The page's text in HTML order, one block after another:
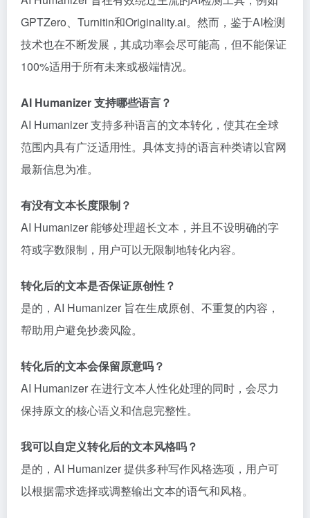
GPTZero、Turnitin和Originality.ai。然而，鉴于AI检测
技术也在不断发展，其成功率会尽可能高，但不能保证
100%适用于所有未来或极端情况。
AI Humanizer 支持哪些语言？
AI Humanizer 支持多种语言的文本转化，使其在全球
范围内具有广泛适用性。具体支持的语言种类请以官网
最新信息为准。
有没有文本长度限制？
AI Humanizer 能够处理超长文本，并且不设明确的字
符或字数限制，用户可以无限制地转化内容。
转化后的文本是否保证原创性？
是的，AI Humanizer 旨在生成原创、不重复的内容，
帮助用户避免抄袭风险。
转化后的文本会保留原意吗？
AI Humanizer 在进行文本人性化处理的同时，会尽力
保持原文的核心语义和信息完整性。
我可以自定义转化后的文本风格吗？
是的，AI Humanizer 提供多种写作风格选项，用户可
以根据需求选择或调整输出文本的语气和风格。